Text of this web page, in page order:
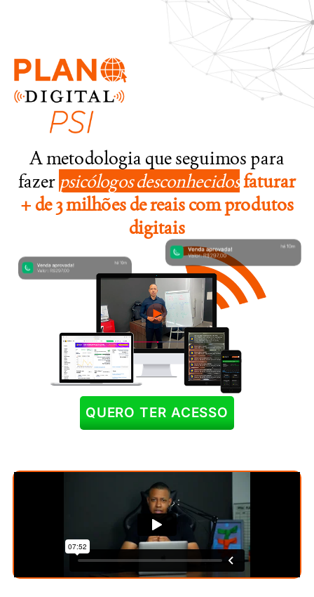
A metodologia que seguimos para
fazer psicólogos desconhecidosfaturar
+ de 3 milhões de reais com produtos
digitais
QUERO TER ACESSO